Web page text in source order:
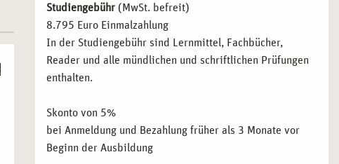
Studiengebühr (MwSt. befreit)
8.795 Euro Einmalzahlung
In der Studiengebühr sind Lernmittel, Fachbücher,
Reader und alle mündlichen und schriftlichen Prüfungen
enthalten.
Skonto von 5%
bei Anmeldung und Bezahlung früher als 3 Monate vor
Beginn der Ausbildung